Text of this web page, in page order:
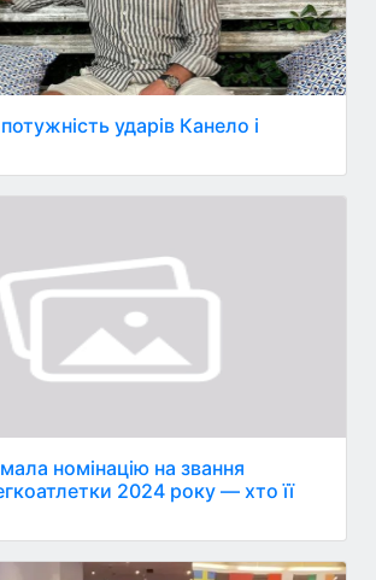
ударів Канело і
номінацію на звання
2024 року — хто її